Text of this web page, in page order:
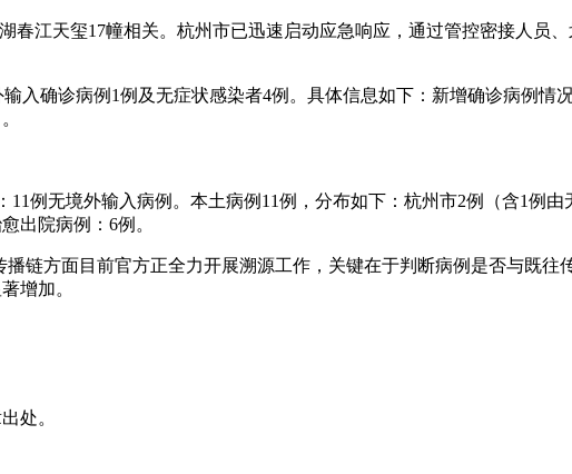
春江天玺17幢相关。杭州市已迅速启动应急响应，通过管控密接人员
入确诊病例1例及无症状感染者4例。具体信息如下：新增确诊病例情
例无境外输入病例。本土病例11例，分布如下：杭州市2例（含1例
出院病例：6例。
链方面目前官方正全力开展溯源工作，关键在于判断病例是否与既往
增加。
处。